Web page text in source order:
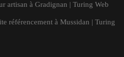
artisan à Gradignan | Turing Web
référencement à Mussidan | Turing